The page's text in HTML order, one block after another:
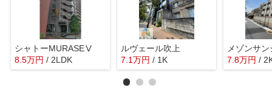
シャトーMURASEⅤ
8.5万円 / 2LDK
ルヴェール吹上
7.1万円 / 1K
メゾンサ
7.8万円 /